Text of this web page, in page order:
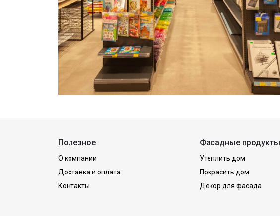
Полезное
О компании
Доставка и оплата
Контакты
Фасадные продукты
Утеплить дом
Покрасить дом
Декор для фасада